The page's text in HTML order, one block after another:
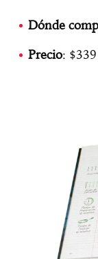
Dónde
Precio: